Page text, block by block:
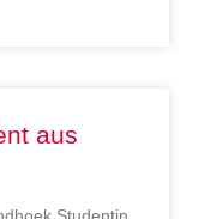
aus